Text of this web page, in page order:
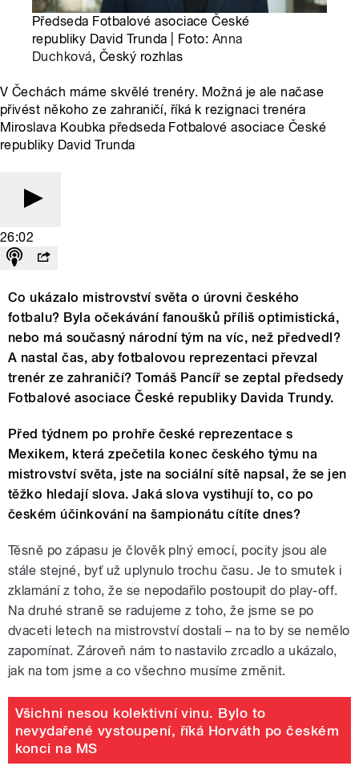
Předseda Fotbalové asociace České
republiky David Trunda | Foto: Anna
Duchková, Český rozhlas
V Čechách máme skvělé trenéry. Možná je ale načase
přivést někoho ze zahraničí, říká k rezignaci trenéra
Miroslava Koubka předseda Fotbalové asociace České
republiky David Trunda
26:02
Co ukázalo mistrovství světa o úrovni českého
fotbalu? Byla očekávání fanoušků příliš optimistická,
nebo má současný národní tým na víc, než předvedl?
A nastal čas, aby fotbalovou reprezentaci převzal
trenér ze zahraničí? Tomáš Pancíř se zeptal předsedy
Fotbalové asociace České republiky Davida Trundy.
Před týdnem po prohře české reprezentace s
Mexikem, která zpečetila konec českého týmu na
mistrovství světa, jste na sociální sítě napsal, že se jen
těžko hledají slova. Jaká slova vystihují to, co po
českém účinkování na šampionátu cítíte dnes?
Těsně po zápasu je člověk plný emocí, pocity jsou ale
stále stejné, byť už uplynulo trochu času. Je to smutek i
zklamání z toho, že se nepodařilo postoupit do play-off.
Na druhé straně se radujeme z toho, že jsme se po
dvaceti letech na mistrovství dostali – na to by se nemělo
zapomínat. Zároveň nám to nastavilo zrcadlo a ukázalo,
jak na tom jsme a co všechno musíme změnit.
Všichni nesou kolektivní vinu. Bylo to
nevydařené vystoupení, říká Horváth po českém
konci na MS